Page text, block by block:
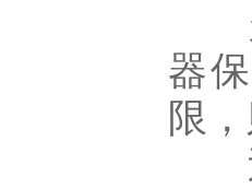
欠
器
限
过